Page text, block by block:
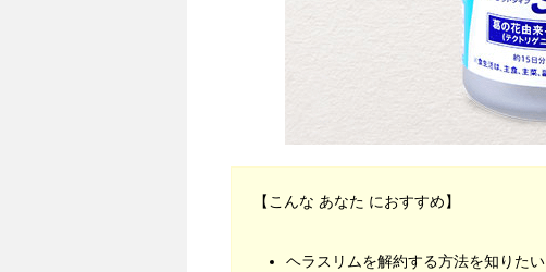
【こんな あなた におすすめ】
ヘラスリムを解約する方法を知りたい